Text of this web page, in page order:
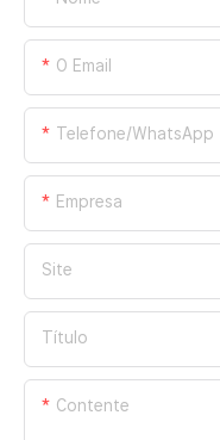
O Email
Telefone/WhatsApp
Empresa
Site
Título
Contente